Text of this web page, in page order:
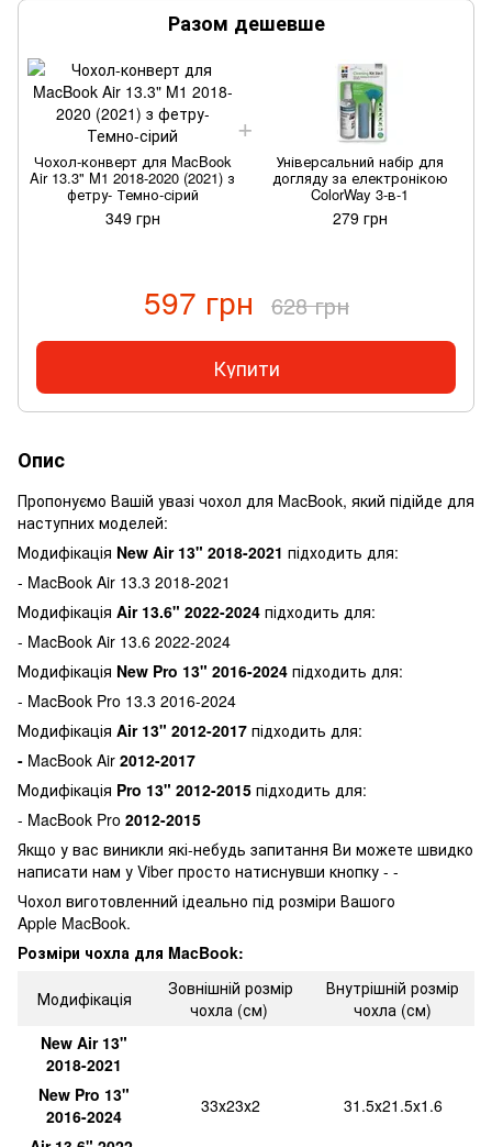
Разом дешевше
Чохол-конверт для MacBook
Air 13.3" M1 2018-2020 (2021) з
фетру- Темно-сірий
349 грн
Універсальний набір для
догляду за електронікою
ColorWay 3-в-1
279 грн
597 грн 628 грн
Купити
Опис
Пропонуємо Вашій увазі чохол для MacBook, який підійде для
наступних моделей:
Модифікація New Air 13" 2018-2021 підходить для:
- MacBook Air 13.3 2018-2021
Модифікація Air 13.6" 2022-2024 підходить для:
- MacBook Air 13.6 2022-2024
Модифікація New Pro 13" 2016-2024 підходить для:
- MacBook Pro 13.3 2016-2024
Модифікація Air 13" 2012-2017 підходить для:
- MacBook Air 2012-2017
Модифікація Pro 13" 2012-2015 підходить для:
- MacBook Pro 2012-2015
Якщо у вас виникли які-небудь запитання Ви можете швидко
написати нам у Viber просто натиснувши кнопку - -
Чохол виготовленний ідеально під розміри Вашого
Apple MacBook.
Розміри чохла для MacBook:
Модифікація
Зовнішній розмір
чохла (см)
Внутрішній розмір
чохла (см)
New Air 13"
2018-2021
New Pro 13"
2016-2024
33х23х2 31.5х21.5х1.6